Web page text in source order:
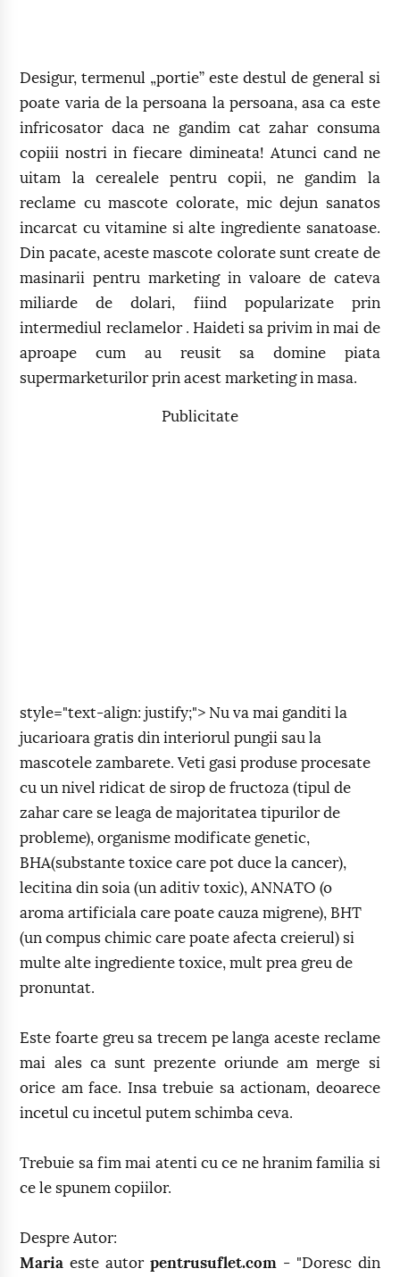
Desigur, termenul „portie” este destul de general si
poate varia de la persoana la persoana, asa ca este
infricosator daca ne gandim cat zahar consuma
copiii nostri in fiecare dimineata! Atunci cand ne
uitam la cerealele pentru copii, ne gandim la
reclame cu mascote colorate, mic dejun sanatos
incarcat cu vitamine si alte ingrediente sanatoase.
Din pacate, aceste mascote colorate sunt create de
masinarii pentru marketing in valoare de cateva
miliarde de dolari, fiind popularizate prin
intermediul reclamelor . Haideti sa privim in mai de
aproape cum au reusit sa domine piata
supermarketurilor prin acest marketing in masa.
Publicitate
style="text-align: justify;"> Nu va mai ganditi la
jucarioara gratis din interiorul pungii sau la
mascotele zambarete. Veti gasi produse procesate
cu un nivel ridicat de sirop de fructoza (tipul de
zahar care se leaga de majoritatea tipurilor de
probleme), organisme modificate genetic,
BHA(substante toxice care pot duce la cancer),
lecitina din soia (un aditiv toxic), ANNATO (o
aroma artificiala care poate cauza migrene), BHT
(un compus chimic care poate afecta creierul) si
multe alte ingrediente toxice, mult prea greu de
pronuntat.
Este foarte greu sa trecem pe langa aceste reclame
mai ales ca sunt prezente oriunde am merge si
orice am face. Insa trebuie sa actionam, deoarece
incetul cu incetul putem schimba ceva.
Trebuie sa fim mai atenti cu ce ne hranim familia si
ce le spunem copiilor.
Despre Autor:
Maria este autor pentrusuflet.com - "Doresc din